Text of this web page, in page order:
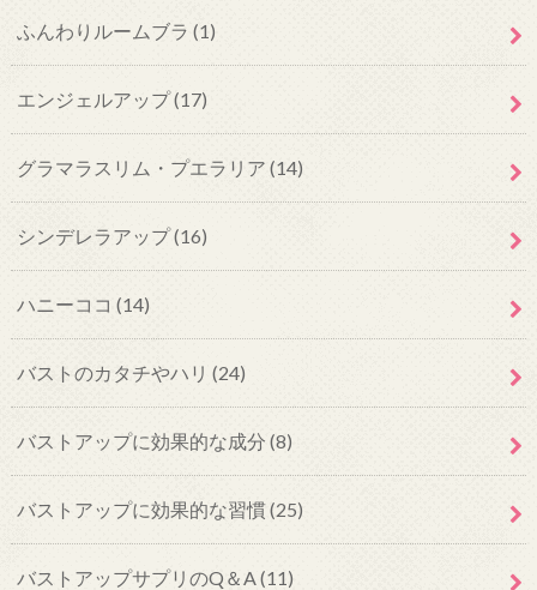
ふんわりルームブラ (1)
エンジェルアップ(17)
グラマラスリム・プエラリア (14)
シンデレラアップ(16)
ハニーココ (14)
バストのカタチやハリ (24)
バストアップに効果的な成分 (8)
バストアップに効果的な習慣(25)
バストアップサプリのQ＆A(11)